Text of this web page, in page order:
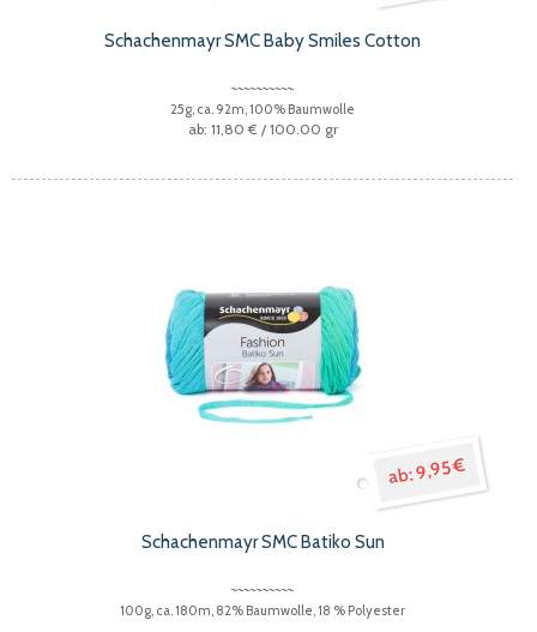
Schachenmayr SMC Baby Smiles Cotton
25g, ca. 92m, 100% Baumwolle
11,80 € / 100.00 gr
9,95 €
Schachenmayr SMC Batiko Sun
100g, ca. 180m, 82% Baumwolle, 18 % Polyester